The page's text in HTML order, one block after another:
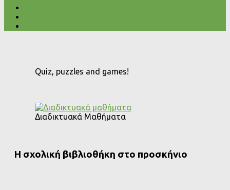
Quiz, puzzles and games!
Διαδικτυακά Μαθήματα
Η σχολική βιβλιοθήκη στο προσκήνιο